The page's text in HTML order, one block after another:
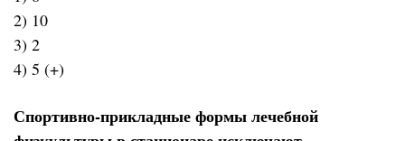
2) 10
3) 2
4) 5 (+)
Спортивно-прикладные формы лечебной